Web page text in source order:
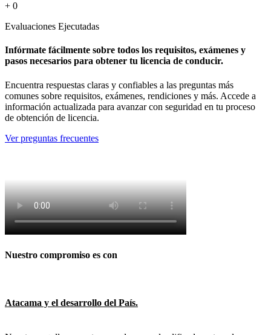
+ 0
Evaluaciones Ejecutadas
Infórmate fácilmente sobre todos los requisitos, exámenes y
pasos necesarios para obtener tu licencia de conducir.
Encuentra respuestas claras y confiables a las preguntas más
comunes sobre requisitos, exámenes, rendiciones y más. Accede a
información actualizada para avanzar con seguridad en tu proceso
de obtención de licencia.
Ver preguntas frecuentes
Nuestro compromiso es con
Atacama y el desarrollo del País.